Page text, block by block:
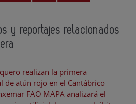
y reportajes relacionados
realizan la primera
de atún rojo en el Cantábrico
FAO MAPA analizará el